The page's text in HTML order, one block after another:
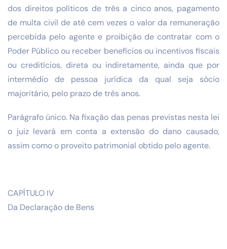
dos direitos políticos de três a cinco anos, pagamento
de multa civil de até cem vezes o valor da remuneração
percebida pelo agente e proibição de contratar com o
Poder Público ou receber benefícios ou incentivos fiscais
ou creditícios, direta ou indiretamente, ainda que por
intermédio de pessoa jurídica da qual seja sócio
majoritário, pelo prazo de três anos.
Parágrafo único. Na fixação das penas previstas nesta lei
o juiz levará em conta a extensão do dano causado,
assim como o proveito patrimonial obtido pelo agente.
CAPÍTULO IV
Da Declaração de Bens